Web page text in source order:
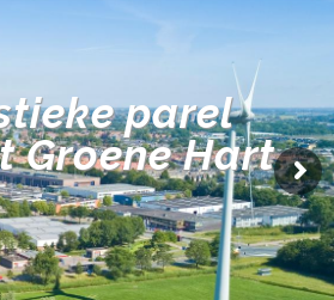
parel
Groene Hart